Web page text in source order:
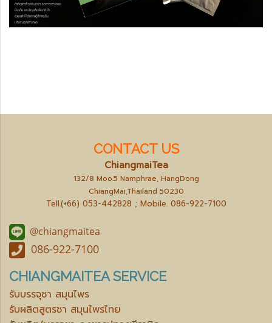
CONTACT US
ChiangmaiTea
132/8 Moo.5 Namphrae, HangDong
ChiangMai,Thailand 50230
Tell.(+66) 053-442828 ; Mobile. 086-922-7100
@chiangmaitea
086-922-7100
CHIANGMAITEA SERVICE
รับบรรจุชา สมุนไพร
รับผลิตสูตรชา สมุนไพรไทย